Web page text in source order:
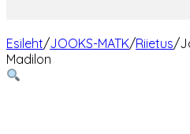
Esileht/JOOKS-MATK/Riietus/
Madilon